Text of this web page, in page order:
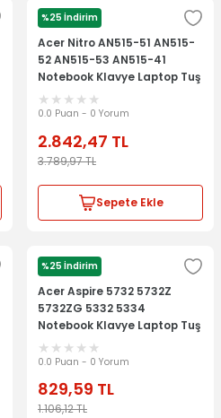
%25 İndirim
ACER
Acer Nitro AN515-51 AN515-
52 AN515-53 AN515-41
Notebook Klavye Laptop Tuş
Takımı
0.0 Puan - 0 Yorum
2.842,47 TL
3.789,97TL
Sepete Ekle
%25 İndirim
ACER
Acer Aspire 5732 5732Z
5732ZG 5332 5334
Notebook Klavye Laptop Tuş
Takımı
0.0 Puan - 0 Yorum
829,59 TL
1.106,12TL